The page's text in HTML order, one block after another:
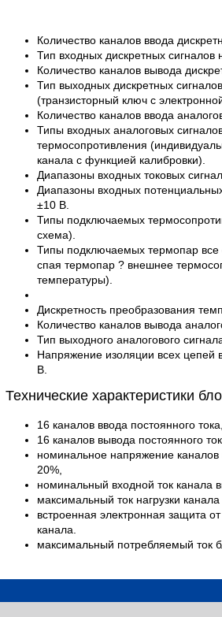
Количество каналов ввода
Тип входных дискретных
Количество каналов вывода
Тип выходных дискретных
(транзисторный ключ с
Количество каналов ввода
Типы входных аналоговых
термосопротивления
канала с функцией калибровки).
Диапазоны входных токовых
Диапазоны входных
±10 В.
Типы подключаемых
схема).
Типы подключаемых термопар
спая термопар ? внешнее
температуры).
Дискретность преобразования
Количество каналов вывода
Тип выходного аналогового
Напряжение изоляции всех цепей
В.
Технические характеристики
16 каналов ввода постоянного тока,
16 каналов вывода постоянного
номинальное напряжение
20%,
номинальный входной ток канала
максимальный ток нагрузки
встроенная электронная защита
канала.
максимальный потребляемый ток